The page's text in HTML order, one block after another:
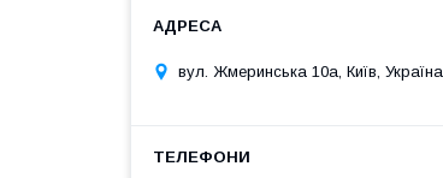
вул. Жмеринська 10а, Київ, Україна